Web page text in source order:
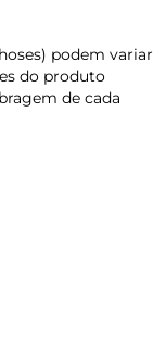
podem variar
do produto
de cada